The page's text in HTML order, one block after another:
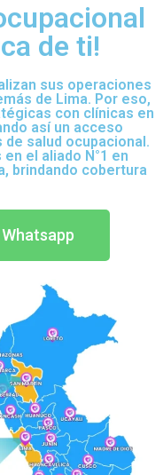
de ti!
sus operaciones
de Lima. Por eso,
con clínicas en
así un acceso
salud ocupacional.
el aliado N°1 en
brindando cobertura